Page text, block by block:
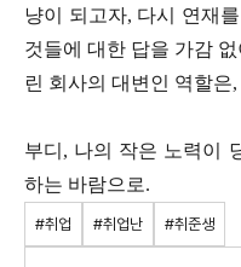
냥이 되고자, 다시 연재
것들에 대한 답을 가감
린 회사의 대변인 역할은
부디, 나의 작은 노력이
하는 바람으로.
#취업 #취업난 #취준생